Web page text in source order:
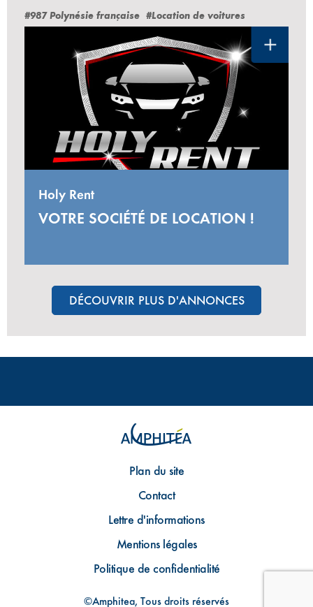
#987 Polynésie française #Location de voitures
Holy Rent
VOTRE SOCIÉTÉ DE LOCATION !
DÉCOUVRIR PLUS D'ANNONCES
Plan du site
Contact
Lettre d'informations
Mentions légales
Politique de confidentialité
©Amphitea, Tous droits réservés